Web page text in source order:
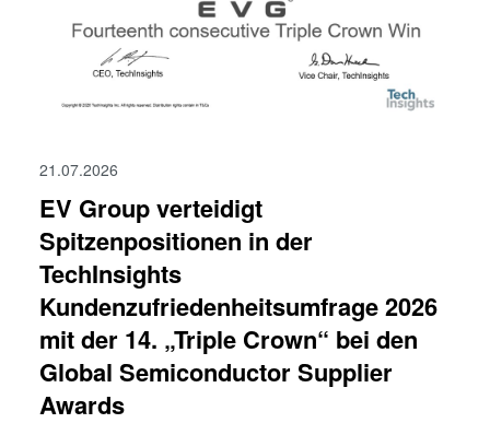
21.07.2026
EV Group verteidigt
Spitzenpositionen in der
TechInsights
Kundenzufriedenheitsumfrage 2026
mit der 14. „Triple Crown“ bei den
Global Semiconductor Supplier
Awards